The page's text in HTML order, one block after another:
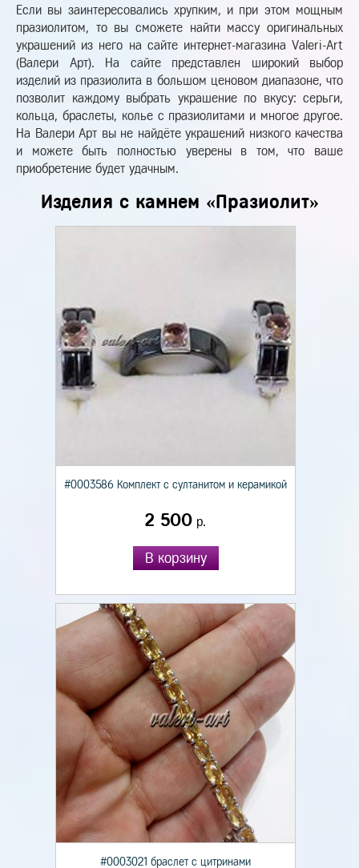
Если вы заинтересовались хрупким, и при этом мощным
празиолитом, то вы сможете найти массу оригинальных
украшений из него на сайте интернет-магазина Valeri-Art
(Валери Арт). На сайте представлен широкий выбор
изделий из празиолита в большом ценовом диапазоне, что
позволит каждому выбрать украшение по вкусу: серьги,
кольца, браслеты, колье с празиолитами и многое другое.
На Валери Арт вы не найдёте украшений низкого качества
и можете быть полностью уверены в том, что ваше
приобретение будет удачным.
Изделия с камнем «Празиолит»
#0003586 Комплект с султанитом и керамикой
2 500 р.
В корзину
#0003021 браслет с цитринами